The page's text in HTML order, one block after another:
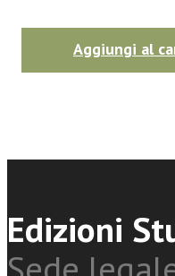
Aggiungi al
Edizioni